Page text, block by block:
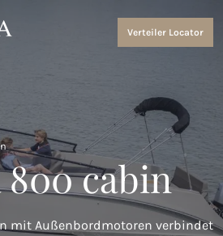
Verteiler Locator
cabin
mit Außenbordmotoren verbindet